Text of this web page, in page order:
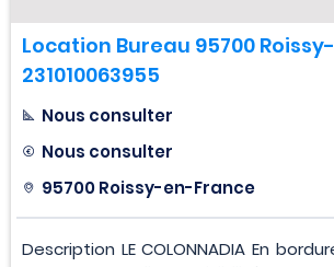
Location Bureau 95700
231010063955
Nous consulter
Nous consulter
95700 Roissy-en-France
Description LE COLONNADIA En